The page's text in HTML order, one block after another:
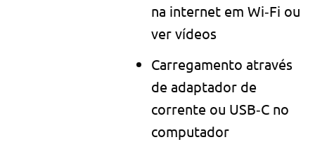
na internet em Wi‑Fi ou
ver vídeos
Carregamento através
de adaptador de
corrente ou USB‑C no
computador